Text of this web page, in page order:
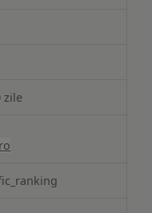
zile